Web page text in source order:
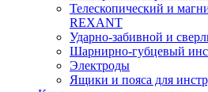
Телескопический и
REXANT
Ударно-забивной и
Шарнирно-губцевый
Электроды
Ящики и пояса для